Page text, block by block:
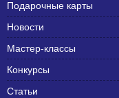
Подарочные карты
Новости
Мастер-классы
Конкурсы
Статьи